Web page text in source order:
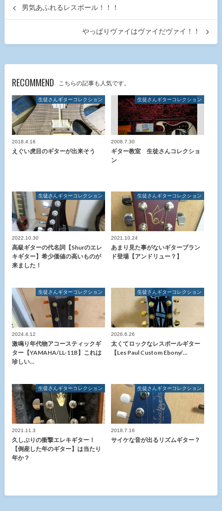
男気あふれるレスポール！！！
やっぱりヴァイはヴァイだヴァイ！！
RECOMMEND こちらの記事も人気です。
生徒さんギターコレクション
2018.4.16
えぐい虎目のギターが出来そう
生徒さんギターコレクション
2008.7.30
ギター教室 生徒さんコレクショ
ン
生徒さんギターコレクション
2022.10.30
高級ギターの代名詞【Shurのエレ
キギター】希少価値の高いものが
来ました！
生徒さんギターコレクション
2021.10.24
あまり見た事がないギターブラン
ド登場【アンドリュー？】
生徒さんギターコレクション
2024.4.12
激鳴り年代物アコースティックギ
ター【YAMAHA/LL-11B】これは
珍しい…
生徒さんギターコレクション
2026.6.26
太くてロックなレスポールギター
【Les Paul Custom Ebony/…
生徒さんギターコレクション
2021.11.3
久しぶりの衝撃エレキギター！
【倒産した年のギター】は当たり
年か？
生徒さんギターコレクション
2018.7.16
サイケな音が出るリズムギター？